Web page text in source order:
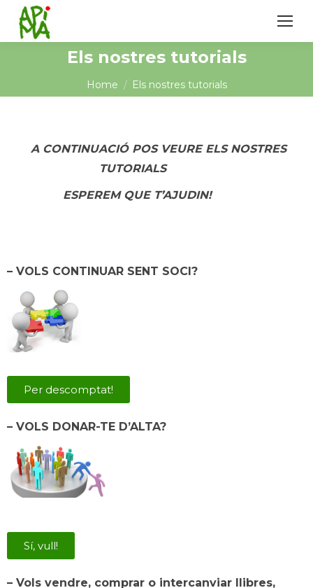
Els nostres tutorials
You are here:
Home Els nostres tutorials
A CONTINUACIÓ POS VEURE ELS NOSTRES
TUTORIALS
ESPEREM QUE T’AJUDIN!
– VOLS CONTINUAR SENT SOCI?
Per descomptat!
– VOLS DONAR-TE D’ALTA?
Sí, vull!
– Vols vendre, comprar o intercanviar llibres,